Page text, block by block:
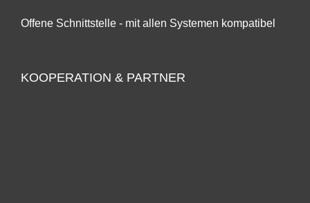
Offene Schnittstelle - mit allen Systemen kompatibel
KOOPERATION & PARTNER